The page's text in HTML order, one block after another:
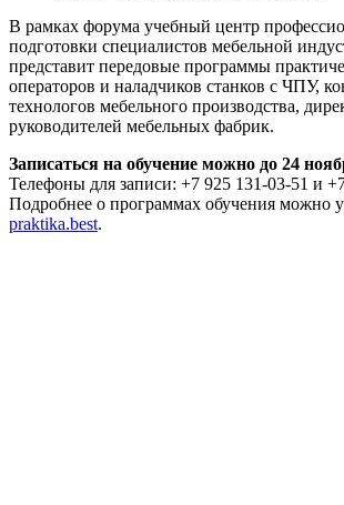
В рамках форума учебный центр
подготовки специалистов мебельной
представит передовые программы
операторов и наладчиков станков с ЧПУ,
технологов мебельного производства,
руководителей мебельных фабрик.
Записаться на обучение можно до 24
Телефоны для записи: +7 925 131-03-51 и
Подробнее о программах обучения можно
praktika.best.